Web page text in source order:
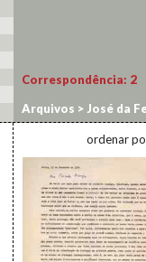
Correspondência: 2
Arquivos > José da
ordenar